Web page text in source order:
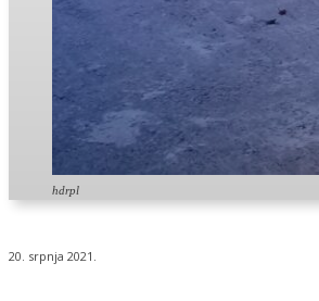
hdrpl
20. srpnja 2021.